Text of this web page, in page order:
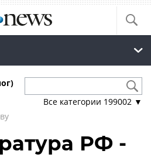
Все категории 199002 ▼
РФ -